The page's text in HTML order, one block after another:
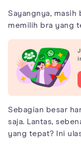
Sayangnya,
memilih bra yang
Sebagian besar
saja. Lantas,
yang tepat? Ini